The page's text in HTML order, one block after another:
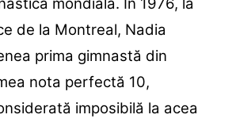
de la Montreal, Nadia
prima gimnastă din
nota perfectă 10,
imposibilă la acea